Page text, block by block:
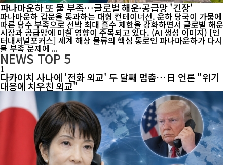
파나마운하 또 물 부족…글로벌 해운·공급망 '긴장'
파나마운하 갑문을 통과하는 대형 컨테이너선. 운하 당국이 가뭄에
따른 담수 부족으로 선박 최대 흘수 제한을 강화하면서 글로벌 해운
시장과 공급망에 미칠 영향이 주목되고 있다. (AI 생성 이미지) [인
터내셔널포커스] 세계 해상 물류의 핵심 통로인 파나마운하가 다시
물 부족 문제에 ...
NEWS TOP 5
1
다카이치 사나에 '전화 외교' 두 달째 멈춤…日 언론 "위기
대응에 치우친 외교"